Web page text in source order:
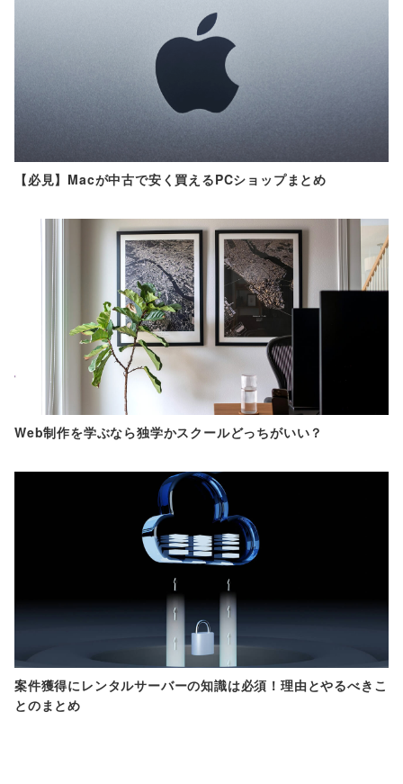
【必見】Macが中古で安く買えるPCショップまとめ
Web制作を学ぶなら独学かスクールどっちがいい？
案件獲得にレンタルサーバーの知識は必須！理由とやるべきこ
とのまとめ